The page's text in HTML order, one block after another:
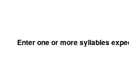
Enter one or more syllables